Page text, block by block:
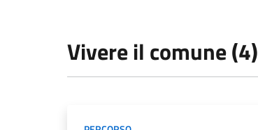
Vivere il comune (4)